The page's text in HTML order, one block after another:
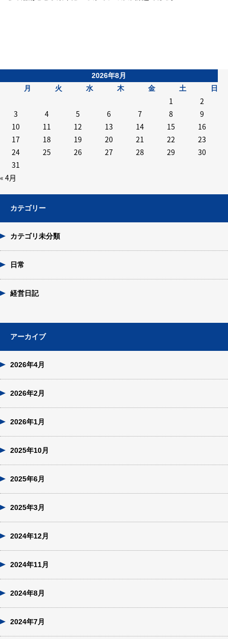
2026年8月
月
火 水 木 金 土 日
« 4月
1
2
3
4 5 6 7 8
9
10
11 12 13 14 15
16
17
18 19 20 21 22
23
24
25 26 27 28 29
30
31
カテゴリー
カテゴリ未分類
日常
経営日記
アーカイブ
2026年4月
2026年2月
2026年1月
2025年10月
2025年6月
2025年3月
2024年12月
2024年11月
2024年8月
2024年7月